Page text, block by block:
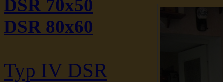
DSR 70x50
DSR 80x60
Typ IV DSR